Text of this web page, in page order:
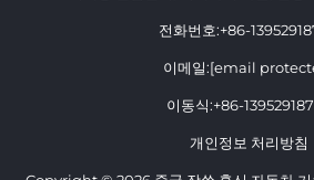
전화번호:+86-
이메일:[email
이동식:+86-
개인정보 처리방침